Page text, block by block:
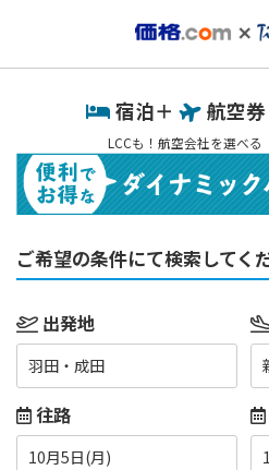
宿泊＋ 航空
LCCも！航空会社を選べる
ご希望の条件にて検索してく
出発地
羽田・成田
往路
10月5日(月)